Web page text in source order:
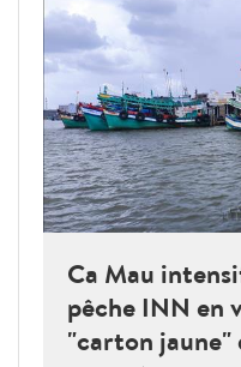
Ca Mau
pêche INN en
"carton jaune"